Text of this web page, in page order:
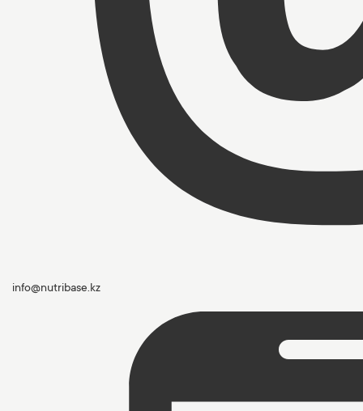
info@nutribase.kz